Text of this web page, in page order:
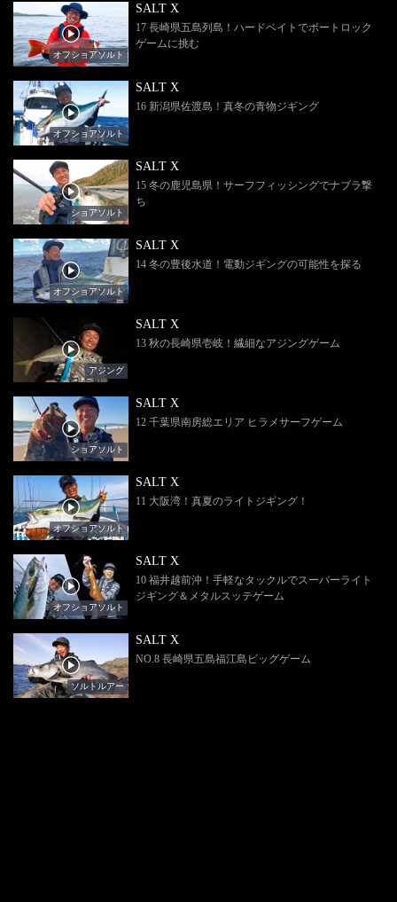
オフショアソルト
SALT X
17 長崎県五島列島！ハードベイトでボートロック
ゲームに挑む
オフショアソルト
SALT X
16 新潟県佐渡島！真冬の青物ジギング
ショアソルト
SALT X
15 冬の鹿児島県！サーフフィッシングでナブラ撃
ち
オフショアソルト
SALT X
14 冬の豊後水道！電動ジギングの可能性を探る
アジング
SALT X
13 秋の長崎県壱岐！繊細なアジングゲーム
ショアソルト
SALT X
12 千葉県南房総エリア ヒラメサーフゲーム
オフショアソルト
SALT X
11 大阪湾！真夏のライトジギング！
オフショアソルト
SALT X
10 福井越前沖！手軽なタックルでスーパーライト
ジギング＆メタルスッテゲーム
ソルトルアー
SALT X
NO.8 長崎県五島福江島ビッグゲーム